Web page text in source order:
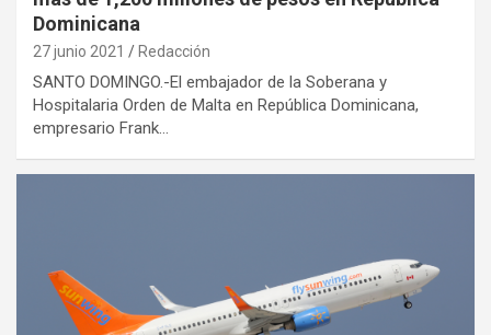
Dominicana
27 junio 2021 Redacción
SANTO DOMINGO.-El embajador de la Soberana y
Hospitalaria Orden de Malta en República Dominicana,
empresario Frank…